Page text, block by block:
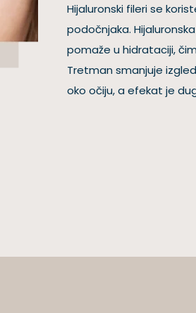
Hijaluronski fileri se
podočnjaka.
pomaže u hidrataciji,
Tretman smanjuje
oko očiju, a efekat je